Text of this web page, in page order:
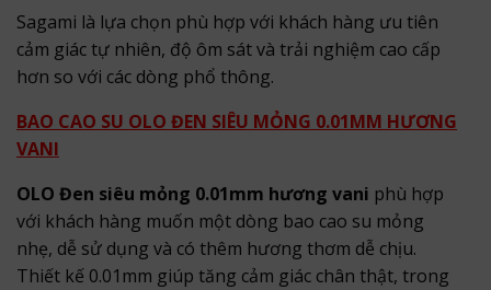
Sagami là lựa chọn phù hợp với khách hàng ưu tiên
cảm giác tự nhiên, độ ôm sát và trải nghiệm cao cấp
hơn so với các dòng phổ thông.
BAO CAO SU OLO ĐEN SIÊU MỎNG 0.01MM HƯƠNG
VANI
OLO Đen siêu mỏng 0.01mm hương vani phù hợp
với khách hàng muốn một dòng bao cao su mỏng
nhẹ, dễ sử dụng và có thêm hương thơm dễ chịu.
Thiết kế 0.01mm giúp tăng cảm giác chân thật, trong